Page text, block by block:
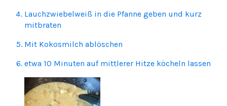
Lauchzwiebelweiß in die Pfanne geben und kurz
mitbraten
Mit Kokosmilch ablöschen
etwa 10 Minuten auf mittlerer Hitze köcheln lassen